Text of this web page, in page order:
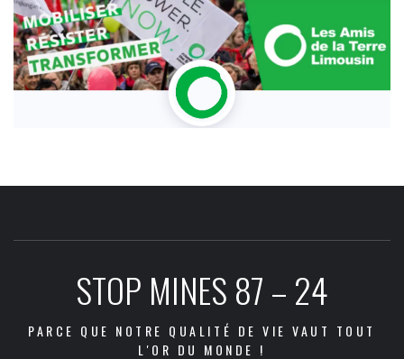
STOP MINES 87 – 24
PARCE QUE NOTRE QUALITÉ DE VIE VAUT TOUT
L'OR DU MONDE !